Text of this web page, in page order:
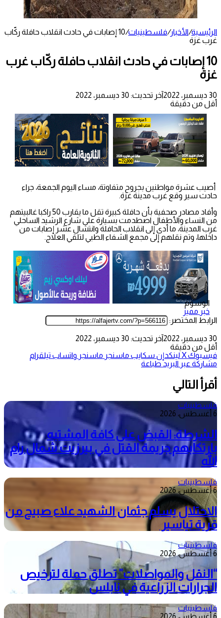
الرئيسية/الأخبار/فلسطينيات/
10 إصابات في حادث انقلاب حافلة ركّاب
غرب غزة
10 إصابات في حادث انقلاب حافلة ركّاب غرب
غزة
30 ديسمبر، 2022
آخر تحديث: 30 ديسمبر، 2022
أقل من دقيقة
أصيب عشرة مواطنين بجروح متفاوتة، مساء اليوم الجمعة، جراء
حادث سير وقع غرب مدينة غزة.
وأفاد مصادر صحفية بأن حافلة كبيرة تقل ما يقارب 50 راكبا غالبيتهم
من النساء والأطفال اصطدمت بسيارة على شارع الرشيد الساحلي
غرب المدينة، ما أدى إلى انقلاب الحافلة وانتشال عشر إصابات من
داخلها، وتم نقلهم إلى مجمع الشفاء الطبي لتلقي العلاج.
الوسوم
خبر مميز
الرابط المختصر:
30 ديسمبر، 2022
آخر تحديث: 30 ديسمبر، 2022
أقل من دقيقة
فيسبوك‫Xلينكدإن سكايب ماسنجر ماسنجر واتساب تيلقرام
مشاركة عبر البريد طباعة
أقرأ التالي
فلسطينيات
6 أغسطس، 2026
الشرطة: القبض على كافة المشتبه
بارتكابهم جريمة القتل في بيرزيت شمال رام
الله
فلسطينيات
6 أغسطس، 2026
الاحتلال يسلم جثمان الشهيد علاء صبيح من
قرية تياسير
فلسطينيات
6 أغسطس، 2026
“النقل والمواصلات” تطلق حملة لترخيص
الجرارات الزراعية في نابلس
فلسطينيات